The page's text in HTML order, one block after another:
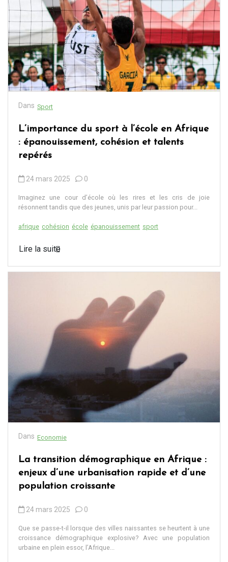
Dans Sport
L’importance du sport à l’école en Afrique
: épanouissement, cohésion et talents
repérés
24 mars 2025 0
Imaginez une cour d’école où les rires et les cris de joie
résonnent tandis que des jeunes, unis par leur passion pour...
afrique cohésion école épanouissement sport
Lire la suite
Dans Economie
La transition démographique en Afrique :
enjeux d’une urbanisation rapide et d’une
population croissante
24 mars 2025 0
Que se passe-t-il lorsque des villes naissantes se heurtent à une
croissance démographique explosive? Avec une population
urbaine en plein essor, l’Afrique...